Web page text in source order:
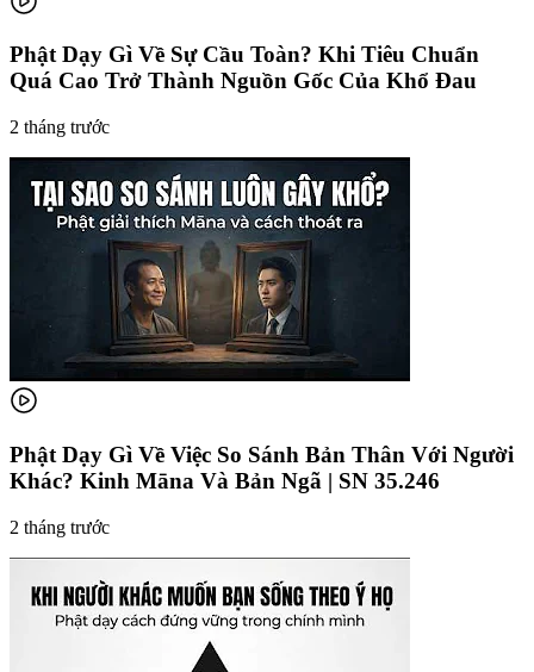
Phật Dạy Gì Về Sự Cầu Toàn? Khi Tiêu Chuẩn
Quá Cao Trở Thành Nguồn Gốc Của Khổ Đau
2 tháng trước
Phật Dạy Gì Về Việc So Sánh Bản Thân Với Người
Khác? Kinh Māna Và Bản Ngã | SN 35.246
2 tháng trước